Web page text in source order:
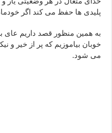
دعا قدرت و توانمندی – دعا برای
پلیدی ها حفظ می کند اگر
به همین منظور قصد داریم عای
خوبان بیاموزیم که پر از خیر و
می شود.